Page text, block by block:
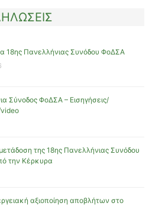
18ης Πανελλήνιας Συνόδου ΦοΔΣΑ
Σύνοδος ΦοΔΣΑ – Εισηγήσεις/
της 18ης Πανελλήνιας Συνόδου
την Κέρκυρα
αξιοποίηση αποβλήτων στο